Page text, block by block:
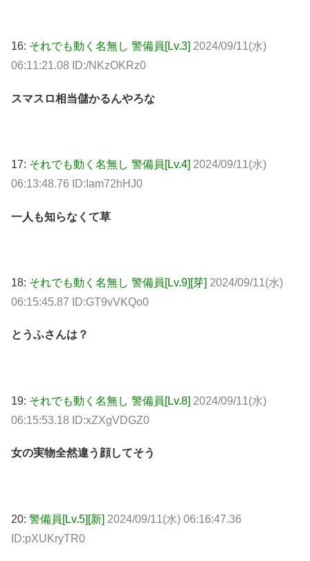
16: それでも動く名無し 警備員[Lv.3] 2024/09/11(水)
06:11:21.08 ID:/NKzOKRz0
スマスロ相当儲かるんやろな
17: それでも動く名無し 警備員[Lv.4] 2024/09/11(水)
06:13:48.76 ID:Iam72hHJ0
一人も知らなくて草
18: それでも動く名無し 警備員[Lv.9][芽] 2024/09/11(水)
06:15:45.87 ID:GT9vVKQo0
とうふさんは？
19: それでも動く名無し 警備員[Lv.8] 2024/09/11(水)
06:15:53.18 ID:xZXgVDGZ0
女の実物全然違う顔してそう
20: 警備員[Lv.5][新] 2024/09/11(水) 06:16:47.36
ID:pXUKryTR0